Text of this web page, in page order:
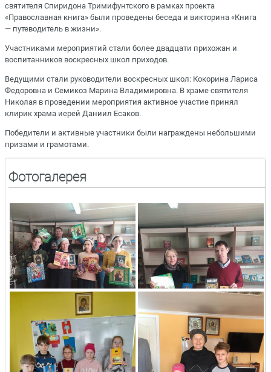
святителя Спиридона Тримифунтского в рамках проекта
«Православная книга» были проведены беседа и викторина «Книга
— путеводитель в жизни».
Участниками мероприятий стали более двадцати прихожан и
воспитанников воскресных школ приходов.
Ведущими стали руководители воскресных школ: Кокорина Лариса
Федоровна и Семикоз Марина Владимировна. В храме святителя
Николая в проведении мероприятия активное участие принял
клирик храма иерей Даниил Есаков.
Победители и активные участники были награждены небольшими
призами и грамотами.
Фотогалерея